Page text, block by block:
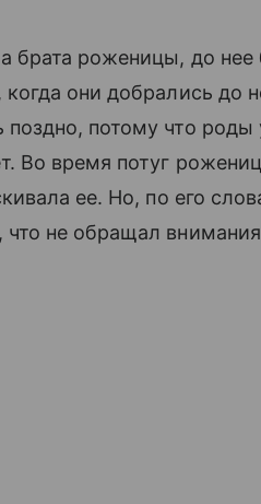
брата роженицы, до
они добрались до
поздно, потому что
Во время потуг
ее. Но, по его
не обращал